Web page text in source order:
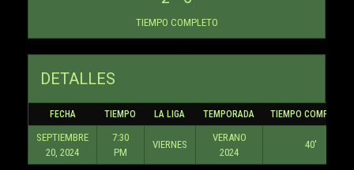
TIEMPO COMPLETO
DETALLES
FECHA TIEMPO LA LIGA TEMPORADA TIEMPO COMPLETO
SEPTIEMBRE
20, 2024
7:30
PM
VIERNES
VERANO
2024
40'